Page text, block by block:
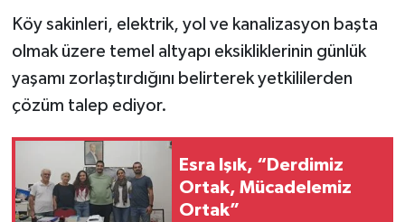
Köy sakinleri, elektrik, yol ve kanalizasyon başta
olmak üzere temel altyapı eksikliklerinin günlük
yaşamı zorlaştırdığını belirterek yetkililerden
çözüm talep ediyor.
Esra Işık, “Derdimiz
Ortak, Mücadelemiz
Ortak”